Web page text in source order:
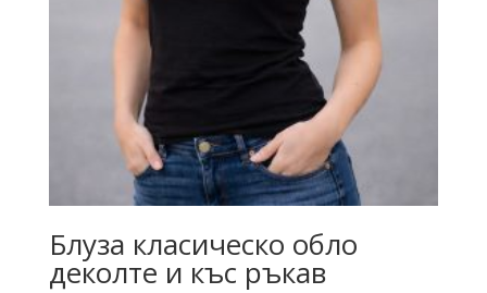
Блуза класическо обло
деколте и къс ръкав